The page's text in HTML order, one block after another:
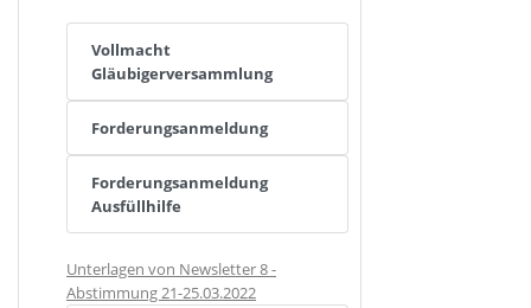
Vollmacht
Gläubigerversammlung
Forderungsanmeldung
Forderungsanmeldung
Ausfüllhilfe
Unterlagen von Newsletter 8 -
Abstimmung 21-25.03.2022